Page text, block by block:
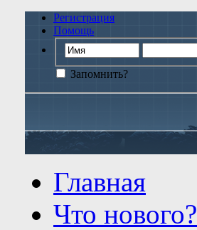
Регистрация
Помощь
Запомнить?
Главная
Что нового?